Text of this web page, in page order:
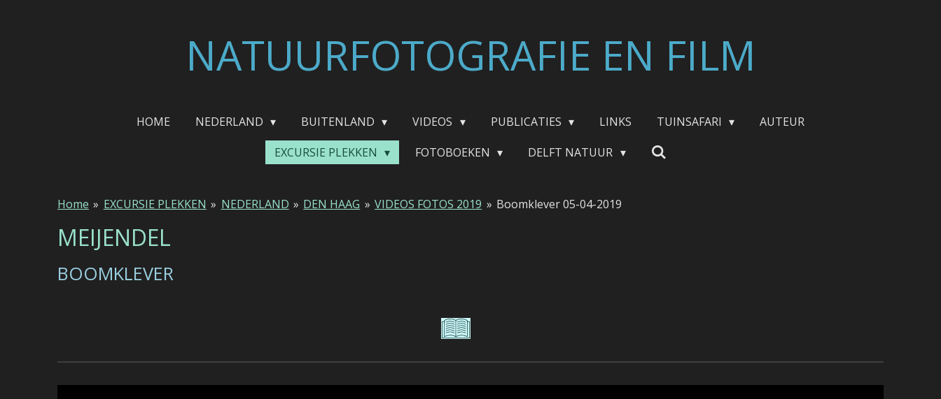
NATUURFOTOGRAFIE EN FILM
HOME NEDERLAND BUITENLAND VIDEOS PUBLICATIES LINKS TUINSAFARI
AUTEUR
EXCURSIE PLEKKEN
FOTOBOEKEN DELFT NATUUR
Home » EXCURSIE PLEKKEN » NEDERLAND » DEN HAAG » VIDEOS FOTOS 2019 » Boomklever 05-04-2019
MEIJENDEL
BOOMKLEVER